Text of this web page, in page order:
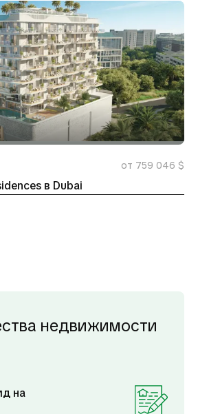
от 759 046 $
в Dubai
недвижимости
на